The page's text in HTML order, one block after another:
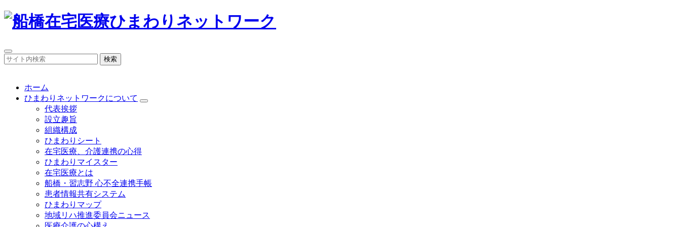
検索
ホーム
ひまわりネットワークについて
代表挨拶
設立趣旨
組織構成
ひまわりシート
在宅医療、介護連携の心得
ひまわりマイスター
在宅医療とは
船橋・習志野 心不全連携手帳
患者情報共有システム
ひまわりマップ
地域リハ推進委員会ニュース